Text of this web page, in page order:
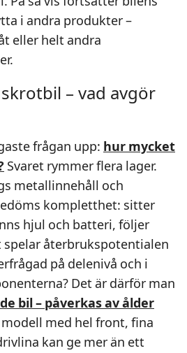
i andra produkter –
eller helt andra
– vad avgör
frågan upp: hur mycket
Svaret rymmer flera lager.
metallinnehåll och
kompletthet: sitter
hjul och batteri, följer
spelar återbrukspotentialen
på delenivå och i
Det är därför man
bil – påverkas av ålder
modell med hel front, fina
kan ge mer än ett